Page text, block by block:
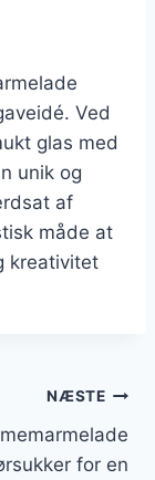
Ved
glas med
unik og
af
måde at
kreativitet
NÆSTE
for en